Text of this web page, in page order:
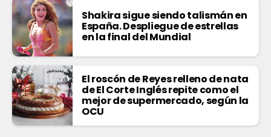
Shakira sigue siendo talismán en
España. Despliegue de estrellas
en la final del Mundial
El roscón de Reyes relleno de nata
de El Corte Inglés repite como el
mejor de supermercado, según la
OCU